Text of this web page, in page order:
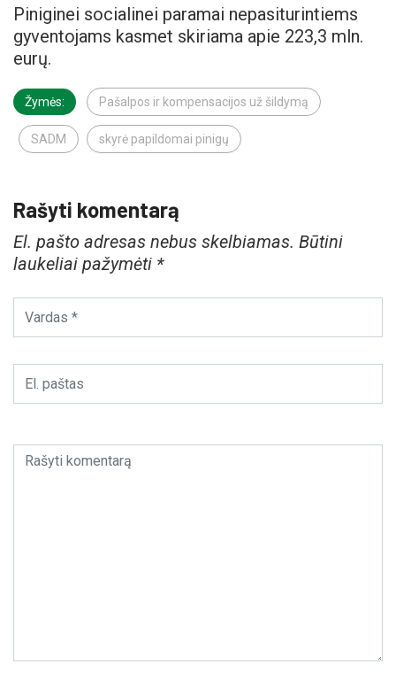
Piniginei socialinei paramai nepasiturintiems
gyventojams kasmet skiriama apie 223,3 mln.
eurų.
Žymės: Pašalpos ir kompensacijos už šildymą
SADM skyrė papildomai pinigų
Rašyti komentarą
El. pašto adresas nebus skelbiamas. Būtini
laukeliai pažymėti *